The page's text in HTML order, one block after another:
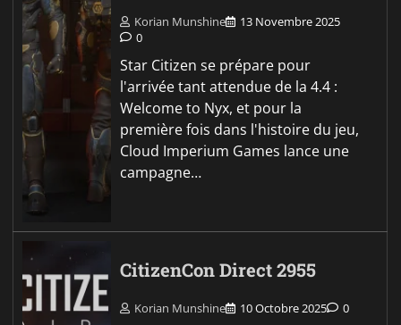
Korian Munshine
13 Novembre 2025
0
Star Citizen se prépare pour
l'arrivée tant attendue de la 4.4 :
Welcome to Nyx, et pour la
première fois dans l'histoire du jeu,
Cloud Imperium Games lance une
campagne…
CitizenCon Direct 2955
Korian Munshine 10 Octobre 2025 0